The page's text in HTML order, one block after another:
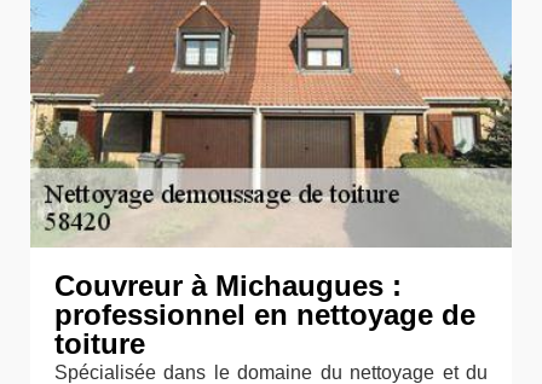
Couvreur à Michaugues :
professionnel en nettoyage de
toiture
Spécialisée dans le domaine du nettoyage et du